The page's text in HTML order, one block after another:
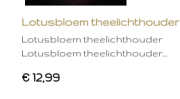
Lotusbloem theelichthouder
rose
Lotusbloem theelichthouder
Lotusbloem theelichthouder…
€ 12,99